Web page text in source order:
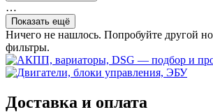
…
Показать ещё
Ничего не нашлось. Попробуйте другой
фильтры.
Доставка и оплата